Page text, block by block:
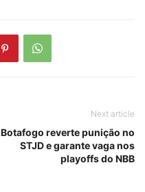
Next article
Botafogo reverte punição no
STJD e garante vaga nos
playoffs do NBB